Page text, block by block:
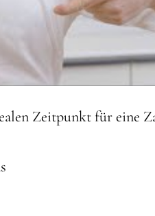
Zeitpunkt für eine